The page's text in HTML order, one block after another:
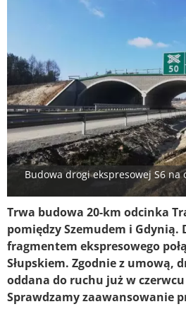
Budowa drogi ekspresowej S6 na
Trwa budowa 20-km odcinka
pomiędzy Szemudem i Gdynią.
fragmentem ekspresowego
Słupskiem. Zgodnie z umową,
oddana do ruchu już w
Sprawdzamy zaawansowanie